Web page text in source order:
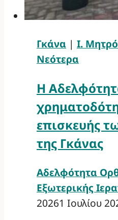
Γκάνα | Ι.
Νεότερα
Η
επισκευής
της Γκάνας
Αδελφότητα
Εξωτερικής
20261 Ιουλίου